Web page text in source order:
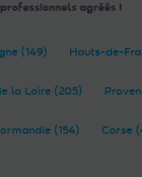
agréés !
(149) Hauts-de-
la Loire (205)
(154) Corse